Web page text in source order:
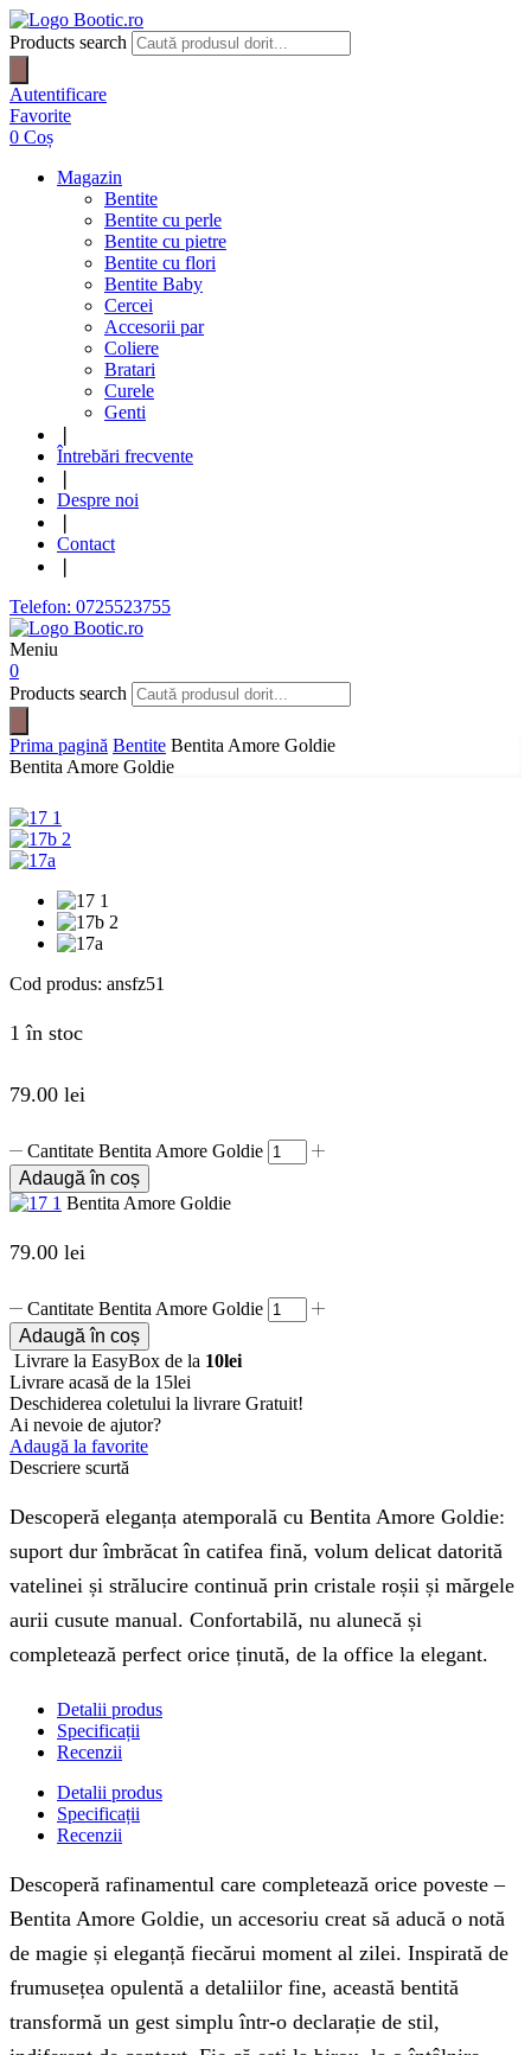
Products search
Autentificare
Favorite
0 Coș
Magazin
Bentite
Bentite cu perle
Bentite cu pietre
Bentite cu flori
Bentite Baby
Cercei
Accesorii par
Coliere
Bratari
Curele
Genti
Întrebări frecvente
Despre noi
Contact
Telefon: 0725523755
Meniu
0
Products search
Prima pagină Bentite Bentita Amore Goldie
Bentita Amore Goldie
Cod produs: ansfz51
1 în stoc
79.00 lei
Cantitate Bentita Amore Goldie
Adaugă în coș
Bentita Amore Goldie
79.00 lei
Cantitate Bentita Amore Goldie
Adaugă în coș
Livrare la EasyBox de la 10lei
Livrare acasă de la 15lei
Deschiderea coletului la livrare Gratuit!
Ai nevoie de ajutor?
Adaugă la favorite
Descriere scurtă
Descoperă eleganța atemporală cu Bentita Amore Goldie:
suport dur îmbrăcat în catifea fină, volum delicat datorită
vatelinei și strălucire continuă prin cristale roșii și mărgele
aurii cusute manual. Confortabilă, nu alunecă și
completează perfect orice ținută, de la office la elegant.
Detalii produs
Specificații
Recenzii
Detalii produs
Specificații
Recenzii
Descoperă rafinamentul care completează orice poveste –
Bentita Amore Goldie, un accesoriu creat să aducă o notă
de magie și eleganță fiecărui moment al zilei. Inspirată de
frumusețea opulentă a detaliilor fine, această bentită
transformă un gest simplu într-o declarație de stil,